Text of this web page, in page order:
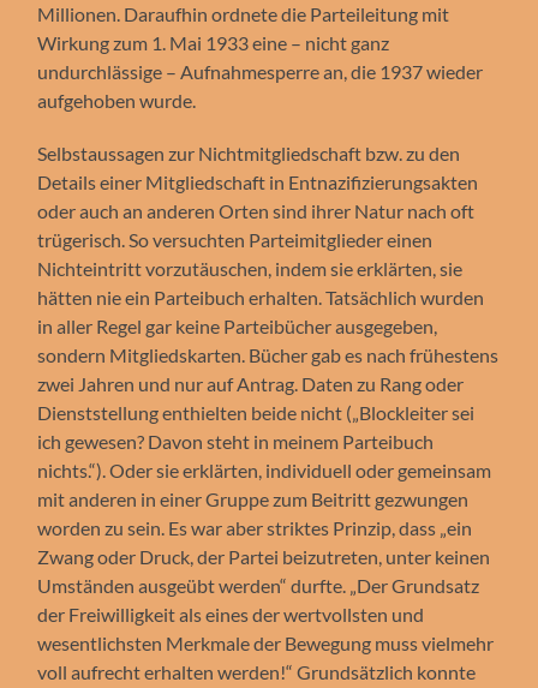
Millionen. Daraufhin ordnete die Parteileitung mit
Wirkung zum 1. Mai 1933 eine – nicht ganz
undurchlässige – Aufnahmesperre an, die 1937 wieder
aufgehoben wurde.
Selbstaussagen zur Nichtmitgliedschaft bzw. zu den
Details einer Mitgliedschaft in Entnazifizierungsakten
oder auch an anderen Orten sind ihrer Natur nach oft
trügerisch. So versuchten Parteimitglieder einen
Nichteintritt vorzutäuschen, indem sie erklärten, sie
hätten nie ein Parteibuch erhalten. Tatsächlich wurden
in aller Regel gar keine Parteibücher ausgegeben,
sondern Mitgliedskarten. Bücher gab es nach frühestens
zwei Jahren und nur auf Antrag. Daten zu Rang oder
Dienststellung enthielten beide nicht („Blockleiter sei
ich gewesen? Davon steht in meinem Parteibuch
nichts.“). Oder sie erklärten, individuell oder gemeinsam
mit anderen in einer Gruppe zum Beitritt gezwungen
worden zu sein. Es war aber striktes Prinzip, dass „ein
Zwang oder Druck, der Partei beizutreten, unter keinen
Umständen ausgeübt werden“ durfte. „Der Grundsatz
der Freiwilligkeit als eines der wertvollsten und
wesentlichsten Merkmale der Bewegung muss vielmehr
voll aufrecht erhalten werden!“ Grundsätzlich konnte